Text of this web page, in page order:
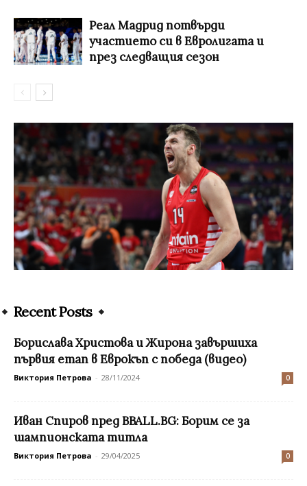
Реал Мадрид потвърди
участието си в Евролигата и
през следващия сезон
Recent Posts
Борислава Христова и Жирона завършиха
първия етап в Еврокъп с победа (видео)
Виктория Петрова - 28/11/2024 0
Иван Спиров пред BBALL.BG: Борим се за
шампионската титла
Виктория Петрова - 29/04/2025 0